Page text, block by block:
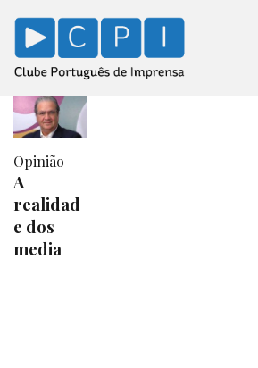
Opinião
A
realidad
e dos
media